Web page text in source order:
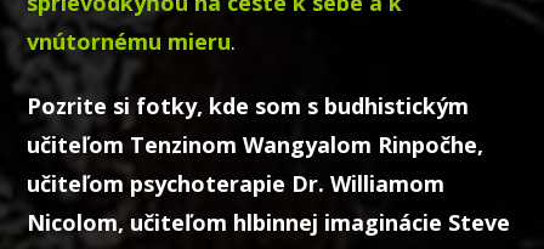
vnútornému mieru.
Pozrite si fotky, kde som s budhistickým
učiteľom Tenzinom Wangyalom Rinpočhe,
učiteľom psychoterapie Dr. Williamom
Nicolom, učiteľom hlbinnej imaginácie Steve